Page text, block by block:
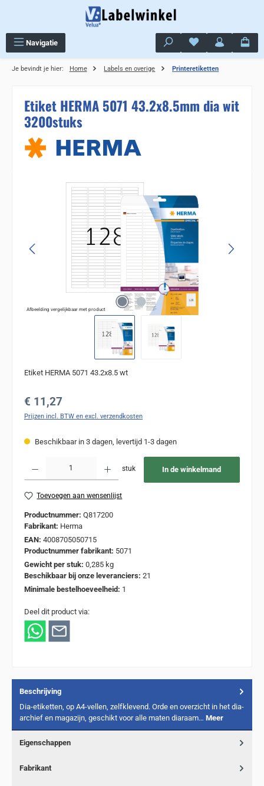
Navigatie Je hebt 0 items op
Je bevindt je hier: Home Labels en overige Printeretiketten
Etiket HERMA 5071 43.2x8.5mm dia wit
3200stuks
Sla de afbeeldingengalerij over
Afbeelding vergelijkbaar met product
Etiket HERMA 5071 43.2x8.5 wt
Normale prijs:
€ 11,27
Prijzen incl. BTW en excl. verzendkosten
Beschikbaar in 3 dagen, levertijd 1-3 dagen
stuk In de winkelmand
Toevoegen aan wensenlijst
Productnummer: Q817200
Fabrikant: Herma
EAN: 4008705050715
Productnummer fabrikant: 5071
Gewicht per stuk: 0,285 kg
Beschikbaar bij onze leveranciers: 21
Minimale bestelhoeveelheid: 1
Deel dit product via:
Beschrijving
Dia-etiketten, op A4-vellen, zelfklevend. Orde en overzicht in het dia-
archief en magazijn, geschikt voor alle maten diaraam… Meer
Eigenschappen
Fabrikant